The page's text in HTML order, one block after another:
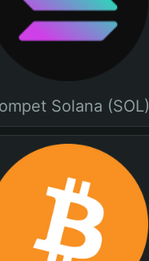
Solana (SOL)